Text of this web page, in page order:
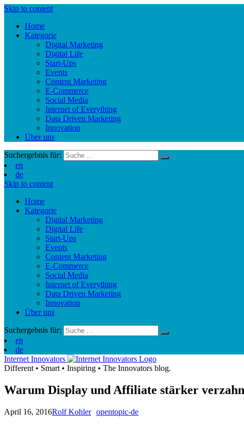
Skip to content
Home
Kategorie
Digital Marketing
Digital Life
Start-Ups
Events
Content Marketing
E-Commerce
Social Media
Internet of Everything
Data Driven Marketing
Innovation
Über uns
Suchergebnis für:
en
de
Skip to content
Home
Kategorie
Digital Marketing
Digital Life
Start-Ups
Events
Content Marketing
E-Commerce
Social Media
Internet of Everything
Data Driven Marketing
Innovation
Über uns
Suchergebnis für:
en
de
Internet Innovators
Different • Smart • Inspiring • The Innovators blog.
Warum Display und Affiliate stärker
April 16, 2016Rolf Kohler opentopic-de